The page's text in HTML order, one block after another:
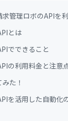
求管理ロボのAPIを
とは
でできること
の利用料金と注意
た！
を活用した自動化